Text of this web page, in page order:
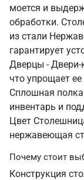
моется и
обработки.
из стали
гарантирует
Дверцы - Двери-
что упрощает
Сплошная
инвентарь и
Цвет
нержавеющая
Почему стоит
Конструкция